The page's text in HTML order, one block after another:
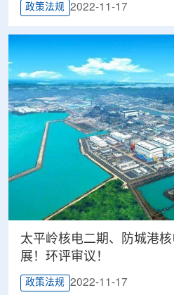
政策法规 2022-11-17
太平岭核电二期、防城港
展！环评审议！
政策法规 2022-11-17